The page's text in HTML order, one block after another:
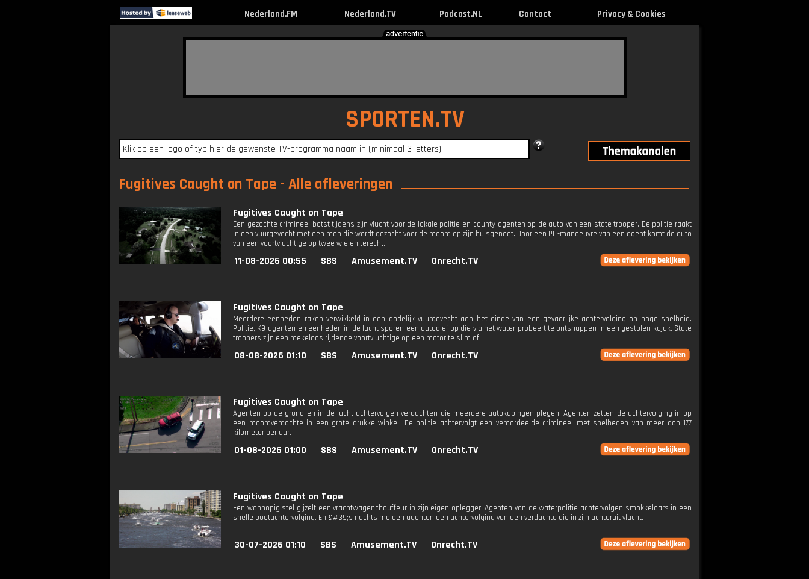
Nederland.FM Nederland.TV Podcast.NL Contact Privacy & Cookies
SPORTEN.TV
Fugitives Caught on Tape - Alle afleveringen
Fugitives Caught on Tape
Een gezochte crimineel botst tijdens zijn vlucht voor de lokale politie en county-agenten op de auto van een state trooper. De politie raakt
in een vuurgevecht met een man die wordt gezocht voor de moord op zijn huisgenoot. Door een PIT-manoeuvre van een agent komt de auto
van een voortvluchtige op twee wielen terecht.
11-08-2026 00:55 SBS Amusement.TV Onrecht.TV
Fugitives Caught on Tape
Meerdere eenheden raken verwikkeld in een dodelijk vuurgevecht aan het einde van een gevaarlijke achtervolging op hoge snelheid.
Politie, K9-agenten en eenheden in de lucht sporen een autodief op die via het water probeert te ontsnappen in een gestolen kajak. State
troopers zijn een roekeloos rijdende voortvluchtige op een motor te slim af.
08-08-2026 01:10 SBS Amusement.TV Onrecht.TV
Fugitives Caught on Tape
Agenten op de grond en in de lucht achtervolgen verdachten die meerdere autokapingen plegen. Agenten zetten de achtervolging in op
een moordverdachte in een grote drukke winkel. De politie achtervolgt een veroordeelde crimineel met snelheden van meer dan 177
kilometer per uur.
01-08-2026 01:00 SBS Amusement.TV Onrecht.TV
Fugitives Caught on Tape
Een wanhopig stel gijzelt een vrachtwagenchauffeur in zijn eigen oplegger. Agenten van de waterpolitie achtervolgen smokkelaars in een
snelle bootachtervolging. En &#39;s nachts melden agenten een achtervolging van een verdachte die in zijn achteruit vlucht.
30-07-2026 01:10 SBS Amusement.TV Onrecht.TV